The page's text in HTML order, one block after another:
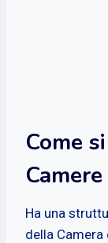
Come
Ha una
della